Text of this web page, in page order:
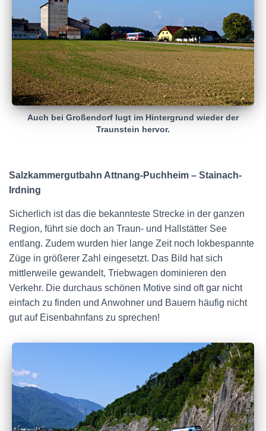
Auch bei Großendorf lugt im Hintergrund wieder der
Traunstein hervor.
Salzkammergutbahn Attnang-Puchheim – Stainach-
Irdning
Sicherlich ist das die bekannteste Strecke in der ganzen
Region, führt sie doch an Traun- und Hallstätter See
entlang. Zudem wurden hier lange Zeit noch lokbespannte
Züge in größerer Zahl eingesetzt. Das Bild hat sich
mittlerweile gewandelt, Triebwagen dominieren den
Verkehr. Die durchaus schönen Motive sind oft gar nicht
einfach zu finden und Anwohner und Bauern häufig nicht
gut auf Eisenbahnfans zu sprechen!